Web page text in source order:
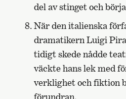
del av stinget och
När den italienska
dramatikern Luigi
tidigt skede nådde
väckte hans lek med
verklighet och fiktion